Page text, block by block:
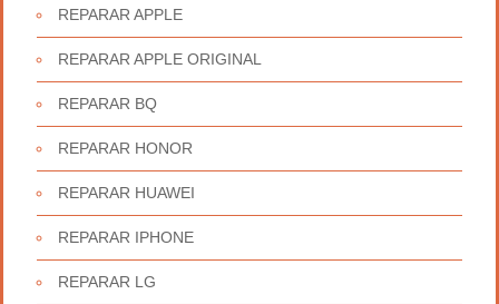
REPARAR APPLE
REPARAR APPLE ORIGINAL
REPARAR BQ
REPARAR HONOR
REPARAR HUAWEI
REPARAR IPHONE
REPARAR LG